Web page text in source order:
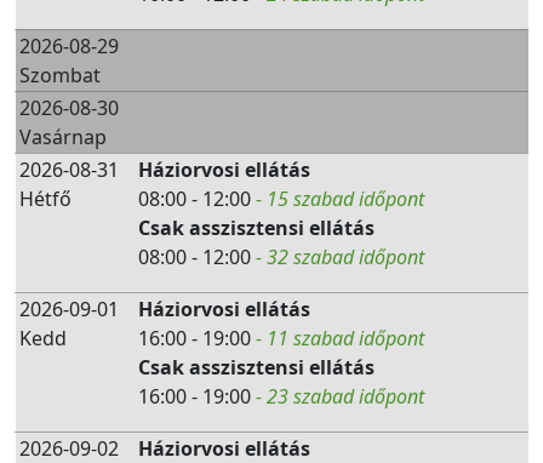
2026-08-29
Szombat
2026-08-30
Vasárnap
2026-08-31
Hétfő
Háziorvosi ellátás
08:00 - 12:00- 15 szabad időpont
Csak asszisztensi ellátás
08:00 - 12:00- 32 szabad időpont
2026-09-01
Kedd
Háziorvosi ellátás
16:00 - 19:00- 11 szabad időpont
Csak asszisztensi ellátás
16:00 - 19:00- 23 szabad időpont
2026-09-02
Háziorvosi ellátás